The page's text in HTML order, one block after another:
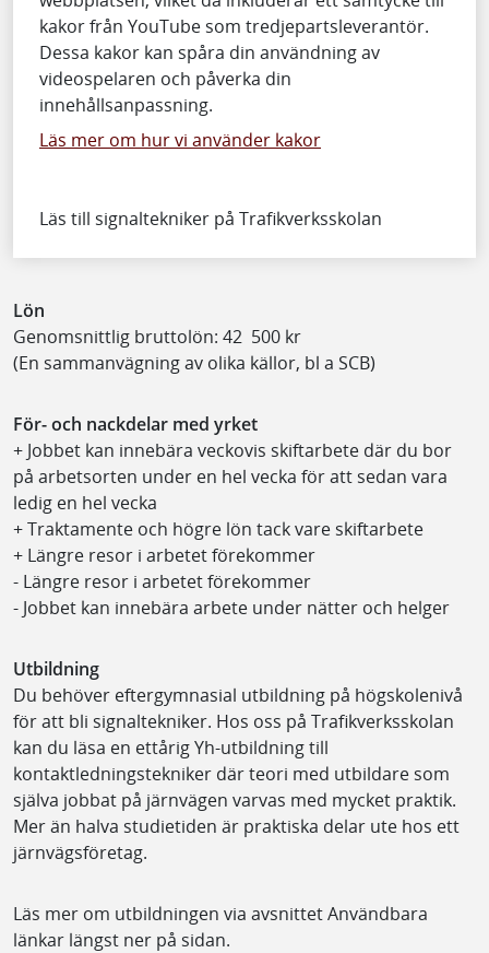
kakor från YouTube som tredjepartsleverantör.
Dessa kakor kan spåra din användning av
videospelaren och påverka din
innehållsanpassning.
Läs mer om hur vi använder kakor
Läs till signaltekniker på Trafikverksskolan
Lön
Genomsnittlig bruttolön: 42 500 kr
(En sammanvägning av olika källor, bl a SCB)
För- och nackdelar med yrket
+ Jobbet kan innebära veckovis skiftarbete där du bor
på arbetsorten under en hel vecka för att sedan vara
ledig en hel vecka
+ Traktamente och högre lön tack vare skiftarbete
+ Längre resor i arbetet förekommer
- Längre resor i arbetet förekommer
- Jobbet kan innebära arbete under nätter och helger
Utbildning
Du behöver eftergymnasial utbildning på högskolenivå
för att bli signaltekniker. Hos oss på Trafikverksskolan
kan du läsa en ettårig Yh-utbildning till
kontaktledningstekniker där teori med utbildare som
själva jobbat på järnvägen varvas med mycket praktik.
Mer än halva studietiden är praktiska delar ute hos ett
järnvägsföretag.
Läs mer om utbildningen via avsnittet Användbara
länkar längst ner på sidan.